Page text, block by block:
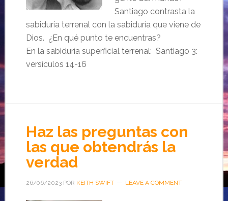
Santiago contrasta la
sabiduría terrenal con la sabiduría que viene de
Dios. ¿En qué punto te encuentras?
En la sabiduría superficial terrenal: Santiago 3:
versículos 14-16
Haz las preguntas con
las que obtendrás la
verdad
26/06/2023POR KEITH SWIFT LEAVE A COMMENT